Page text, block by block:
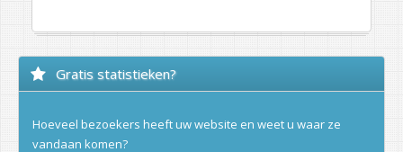
Gratis statistieken?
Hoeveel bezoekers heeft uw website en weet u waar ze
vandaan komen?